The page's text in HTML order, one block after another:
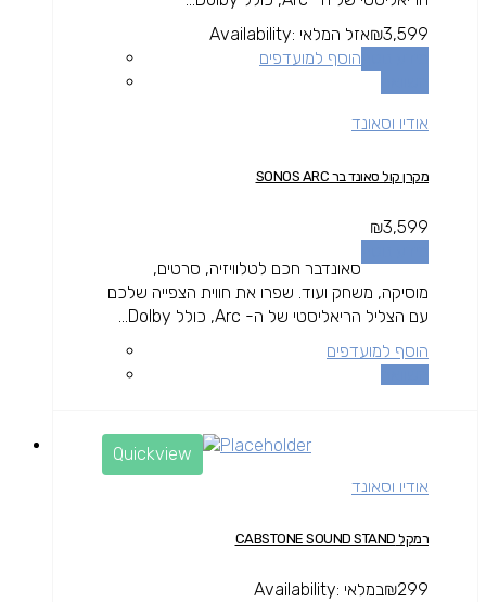
₪3,599
Availability: אזל המלאי
הוסף למועדפים
אודיו וסאונד
מקרן קול סאונד בר SONOS ARC
₪3,599
סאונדבר חכם לטלוויזיה, סרטים,
מוסיקה, משחק ועוד. שפרו את חווית הצפייה שלכם
עם הצליל הריאליסטי של ה- Arc, כולל Dolby...
הוסף למועדפים
Quickview
אודיו וסאונד
רמקל CABSTONE SOUND STAND
₪299
Availability: במלאי